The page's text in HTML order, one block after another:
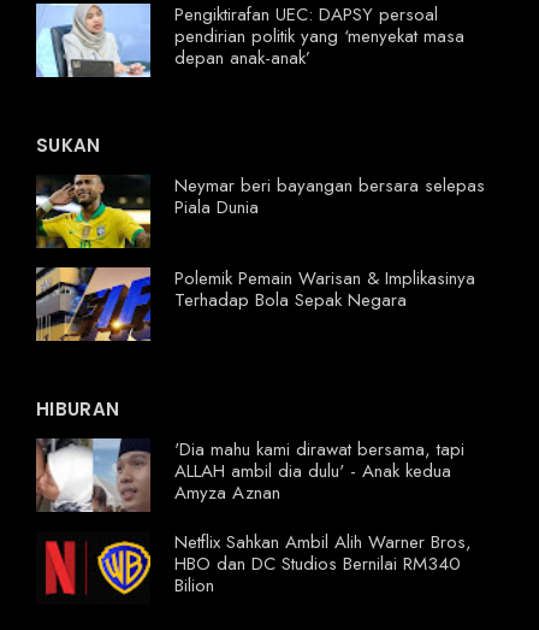
Pengiktirafan UEC: DAPSY persoal
pendirian politik yang ‘menyekat masa
depan anak-anak’
SUKAN
Neymar beri bayangan bersara selepas
Piala Dunia
Polemik Pemain Warisan & Implikasinya
Terhadap Bola Sepak Negara
HIBURAN
'Dia mahu kami dirawat bersama, tapi
ALLAH ambil dia dulu' - Anak kedua
Amyza Aznan
Netflix Sahkan Ambil Alih Warner Bros,
HBO dan DC Studios Bernilai RM340
Bilion